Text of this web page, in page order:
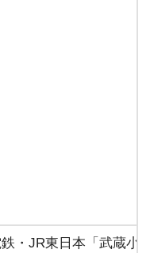
・JR東日本「武蔵小